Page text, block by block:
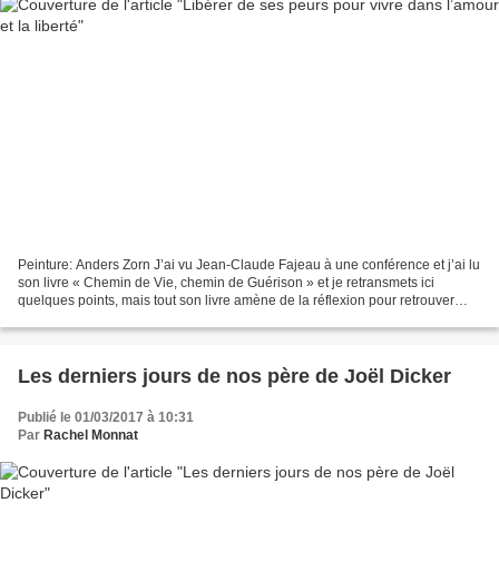
Peinture: Anders Zorn J’ai vu Jean-Claude Fajeau à une conférence et j’ai lu
son livre « Chemin de Vie, chemin de Guérison » et je retransmets ici
quelques points, mais tout son livre amène de la réflexion pour retrouver
Les derniers jours de nos père de Joël Dicker
Publié le 01/03/2017 à 10:31
Par Rachel Monnat